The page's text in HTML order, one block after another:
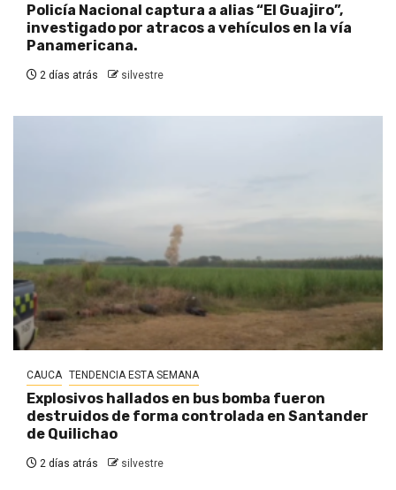
Policía Nacional captura a alias “El Guajiro”,
investigado por atracos a vehículos en la vía
Panamericana.
2 días atrás silvestre
CAUCA TENDENCIA ESTA SEMANA
Explosivos hallados en bus bomba fueron
destruidos de forma controlada en Santander
de Quilichao
2 días atrás silvestre